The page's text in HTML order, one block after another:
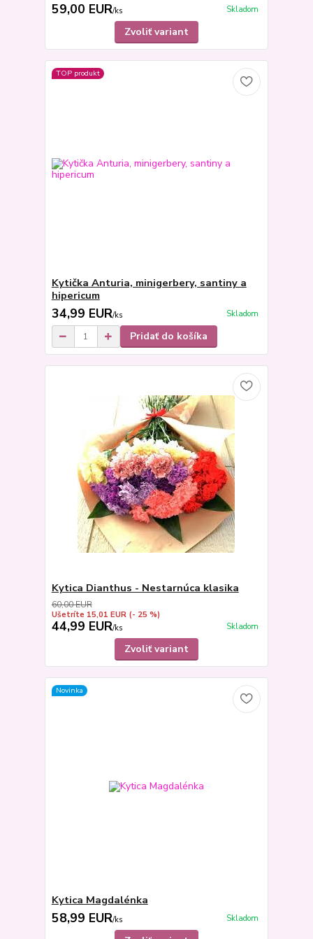
59,00 EUR/ks Skladom
Zvoliť variant
TOP produkt
Kytička Anturia, minigerbery, santiny a
hipericum
34,99 EUR/ks Skladom
Pridať do košíka
Kytica Dianthus - Nestarnúca klasika
60,00 EUR
Ušetríte 15,01 EUR (- 25 %)
44,99 EUR/ks Skladom
Zvoliť variant
Novinka
Kytica Magdalénka
58,99 EUR/ks Skladom